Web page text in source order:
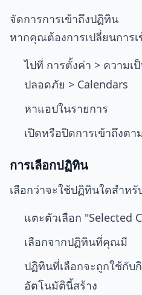
จัดการการเข้าถึงปฏิทิน
หากคุณต้องการเปลี่ยนการ
ไปที่ การตั้งค่า > ความเ
ปลอดภัย > Calendars
หาแอปในรายการ
เปิดหรือปิดการเข้าถึงตา
การเลือกปฏิทิน
เลือกว่าจะใช้ปฏิทินใดสำห
แตะตัวเลือก "Selected
เลือกจากปฏิทินที่คุณมี
ปฏิทินที่เลือกจะถูกใช้กับ
อัตโนมัตินี้สร้าง